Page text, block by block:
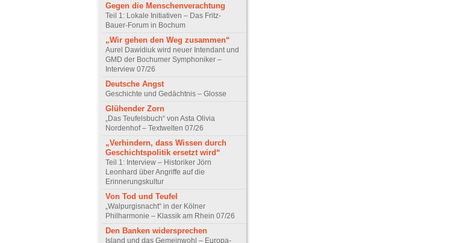
Gegen die Menschenverachtung
Teil 1: Lokale Initiativen – Das Fritz-
Bauer-Forum in Bochum
„Wir gehen den Weg zusammen“
Aurel Dawidiuk wird neuer Intendant und
GMD der Bochumer Symphoniker –
Interview 07/26
Deutsche Angst
Geschichte und Gedächtnis – Glosse
Glühender Zorn
„Das Teufelsbuch“ von Asta Olivia
Nordenhof – Textwelten 07/26
„Verhindern, dass Wissen durch
Geschichtspolitik ersetzt wird“
Teil 1: Interview – Historiker Jörn
Leonhard über Angriffe auf die
Erinnerungskultur
Von Tod und Teufel
„Walpurgisnacht“ in der Kölner
Philharmonie – Klassik am Rhein 07/26
Den Banken widersprechen
Island und das Gemeinwohl – Europa-